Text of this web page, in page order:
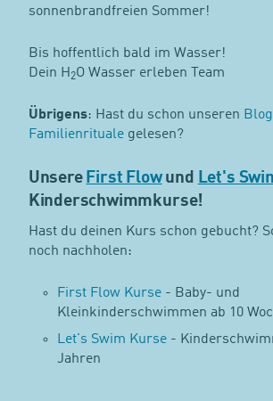
sonnenbrandfreien Sommer!
Bis hoffentlich bald im Wasser!
Dein H2O Wasser erleben Team
Übrigens: Hast du schon unseren
Familienritualegelesen?
Unsere First Flowund Let's
Kinderschwimmkurse!
Hast du deinen Kurs schon gebucht?
noch nachholen:
First Flow Kurse - Baby- und
Kleinkinderschwimmen ab 10
Let's Swim Kurse -
Jahren